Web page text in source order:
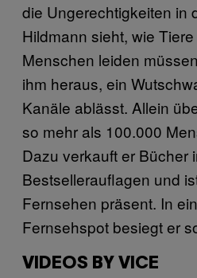
die Ungerechtigkeiten in
Hildmann sieht, wie
Menschen leiden
ihm heraus, ein
Kanäle ablässt. Allein
so mehr als 100.000
Dazu verkauft er Bücher
Bestsellerauflagen und
Fernsehen präsent. In
Fernsehspot besiegt er
VIDEOS BY VICE